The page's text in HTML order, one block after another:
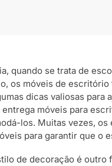
quando se trata de
os móveis de
dicas valiosas
móveis para
los. Muitas vezes,
para garantir que
de decoração é